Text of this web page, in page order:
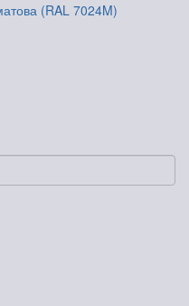
(RAL 7024M)